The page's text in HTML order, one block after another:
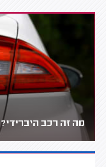
מה זה רכב היברידי?